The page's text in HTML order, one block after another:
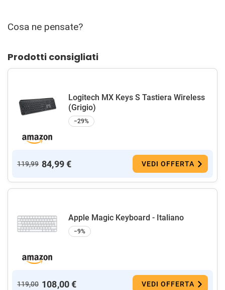
Cosa ne pensate?
Prodotti consigliati
Logitech MX Keys S Tastiera Wireless
(Grigio)
−29%
119,99 84,99 € VEDI OFFERTA
Apple Magic Keyboard - Italiano ​​​​​​​
−9%
119,00 108,00 € VEDI OFFERTA